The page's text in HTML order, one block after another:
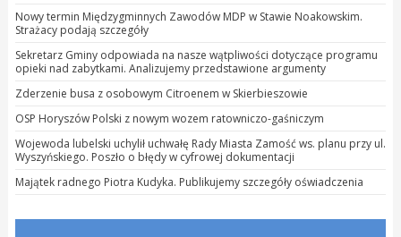
Nowy termin Międzygminnych Zawodów MDP w Stawie Noakowskim.
Strażacy podają szczegóły
Sekretarz Gminy odpowiada na nasze wątpliwości dotyczące programu
opieki nad zabytkami. Analizujemy przedstawione argumenty
Zderzenie busa z osobowym Citroenem w Skierbieszowie
OSP Horyszów Polski z nowym wozem ratowniczo-gaśniczym
Wojewoda lubelski uchylił uchwałę Rady Miasta Zamość ws. planu przy ul.
Wyszyńskiego. Poszło o błędy w cyfrowej dokumentacji
Majątek radnego Piotra Kudyka. Publikujemy szczegóły oświadczenia